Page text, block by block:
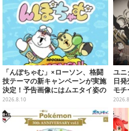
「んぽちゃむ」×ローソン、格闘
技テーマの新キャンペーンが実施
決定！予告画像にはムエタイ姿の
「んぽちゃむ」「きみまろ」も
2026.8.10
ユニ
日
モ
最高